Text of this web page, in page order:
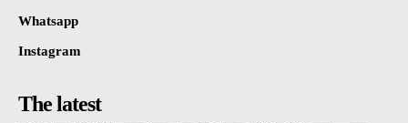
Whatsapp
Instagram
The latest